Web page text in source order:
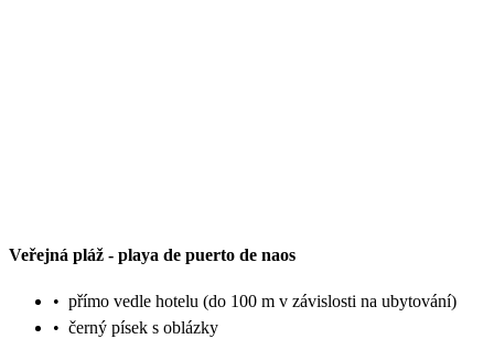
Veřejná pláž - playa de puerto de naos
• přímo vedle hotelu (do 100 m v závislosti na ubytování)
• černý písek s oblázky